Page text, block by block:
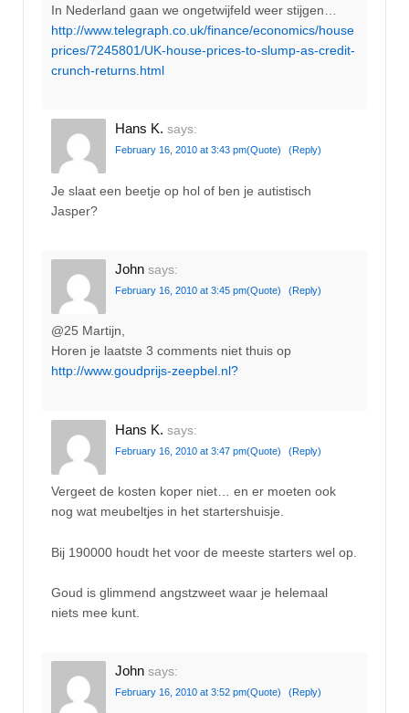
In Nederland gaan we ongetwijfeld weer stijgen…
http://www.telegraph.co.uk/finance/economics/house
prices/7245801/UK-house-prices-to-slump-as-credit-
crunch-returns.html
Hans K. says:
February 16, 2010 at 3:43 pm(Quote) (Reply)
Je slaat een beetje op hol of ben je autistisch
Jasper?
John says:
February 16, 2010 at 3:45 pm(Quote) (Reply)
@25 Martijn,
Horen je laatste 3 comments niet thuis op
http://www.goudprijs-zeepbel.nl?
Hans K. says:
February 16, 2010 at 3:47 pm(Quote) (Reply)
Vergeet de kosten koper niet… en er moeten ook
nog wat meubeltjes in het startershuisje.
Bij 190000 houdt het voor de meeste starters wel op.
Goud is glimmend angstzweet waar je helemaal
niets mee kunt.
John says:
February 16, 2010 at 3:52 pm(Quote) (Reply)